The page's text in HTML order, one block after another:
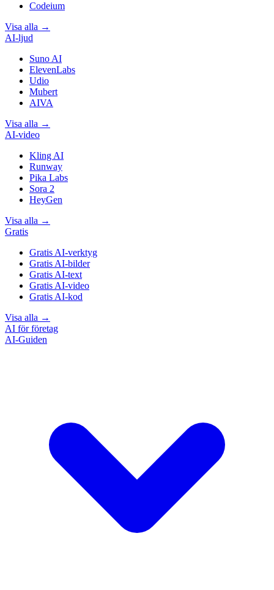
Codeium
Visa alla →
AI-ljud
Suno AI
ElevenLabs
Udio
Mubert
AIVA
Visa alla →
AI-video
Kling AI
Runway
Pika Labs
Sora 2
HeyGen
Visa alla →
Gratis
Gratis AI-verktyg
Gratis AI-bilder
Gratis AI-text
Gratis AI-video
Gratis AI-kod
Visa alla →
AI för företag
AI-Guiden